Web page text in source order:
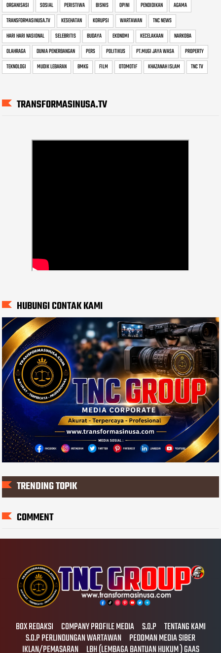
ORGANISASI
SOSIAL PERISTIWA BISNIS OPINI PENDIDIKAN
AGAMA
TRANSFORMASINUSA.TV
KESEHATAN KORUPSI WARTAWAN
TNC NEWS
HARI HARI NASIONAL
SELEBRITIS BUDAYA EKONOMI KECELAKAAN
NARKOBA
OLAHRAGA
DUNIA PENERBANGAN PERS POLITIKUS PT.MUGI JAYA WASA
PROPERTY
TEKNOLOGI
MUDIK LEBARAN BMKG FILM OTOMOTIF KHAZANAH ISLAM TNC TV
TRANSFORMASINUSA.TV
HUBUNGI CONTAK KAMI
TRENDING TOPIK
COMMENT
BOX REDAKSI COMPANY PROFILE MEDIA S.O.P TENTANG KAMI
S.O.P PERLINDUNGAN WARTAWAN PEDOMAN MEDIA SIBER
IKLAN/PEMASARAN LBH (LEMBAGA BANTUAN HUKUM ) GAAS